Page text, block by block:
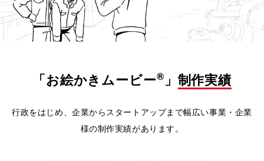
「お絵かきムービー® 」 制作実績
行政をはじめ、企業からスタートアップまで幅広い事業・企業
様の制作実績があります。